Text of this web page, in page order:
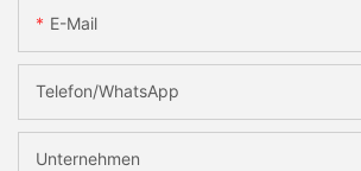
E-Mail
Telefon/WhatsApp
Unternehmen